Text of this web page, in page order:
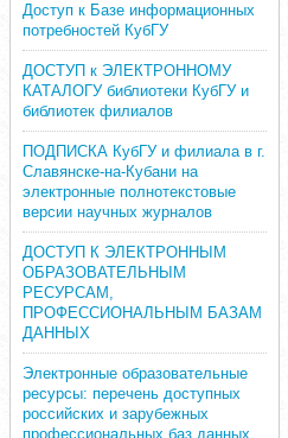
Доступ к Базе информационных
потребностей КубГУ
ДОСТУП к ЭЛЕКТРОННОМУ
КАТАЛОГУ библиотеки КубГУ и
библиотек филиалов
ПОДПИСКА КубГУ и филиала в г.
Славянске-на-Кубани на
электронные полнотекстовые
версии научных журналов
ДОСТУП К ЭЛЕКТРОННЫМ
ОБРАЗОВАТЕЛЬНЫМ
РЕСУРСАМ,
ПРОФЕССИОНАЛЬНЫМ БАЗАМ
ДАННЫХ
Электронные образовательные
ресурсы: перечень доступных
российских и зарубежных
профессиональных баз данных